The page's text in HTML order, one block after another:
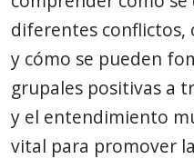
diferentes conflictos,
y cómo se pueden
grupales positivas a
y el entendimiento
vital para promover